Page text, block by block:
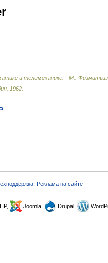
и телемеханике . - М : Физматгиз
1962
Реклама на сайте
Joomla, Drupal,